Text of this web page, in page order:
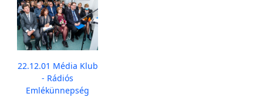
22.12.01 Média Klub
- Rádiós
Emlékünnepség